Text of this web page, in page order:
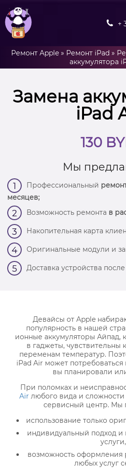
+
Ремонт Apple » Ремонт iPad »
аккумулятора
Замена
iPad
130
Мы
1 Профессиональный
месяцев;
2 Возможность ремонта в
3 Накопительная карта
4 Оригинальные модули и
5 Доставка устройства
Девайсы от Apple
популярность в нашей
ионные аккумуляторы Айпад,
в гаджеты, чувствительны
переменам температур.
iPad Air может
вы планировали
При поломках и
Air любого вида и
сервисный центр. Мы
использование только
индивидуальный подход
услуги,
возможность оформления
любых услуг